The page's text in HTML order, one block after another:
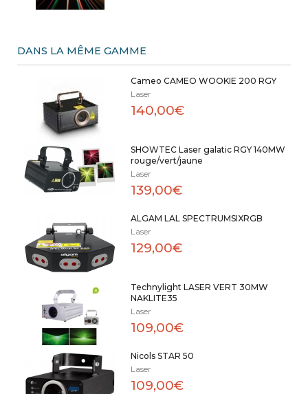
DANS LA MÊME GAMME
Cameo CAMEO WOOKIE 200 RGY
Laser
140,00€
SHOWTEC Laser galatic RGY 140MW
rouge/vert/jaune
Laser
139,00€
ALGAM LAL SPECTRUMSIXRGB
Laser
129,00€
Technylight LASER VERT 30MW
NAKLITE35
Laser
109,00€
Nicols STAR 50
Laser
109,00€